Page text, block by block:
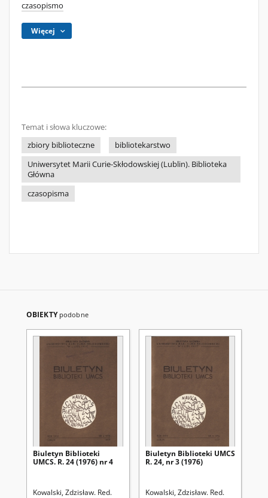
czasopismo
Więcej
Temat i słowa kluczowe:
zbiory biblioteczne
bibliotekarstwo
Uniwersytet Marii Curie-Skłodowskiej (Lublin). Biblioteka
Główna
czasopisma
OBIEKTY podobne
Biuletyn Biblioteki
UMCS. R. 24 (1976) nr 4
Kowalski, Zdzisław. Red.
Biuletyn Biblioteki UMCS
R. 24, nr 3 (1976)
Kowalski, Zdzisław. Red.